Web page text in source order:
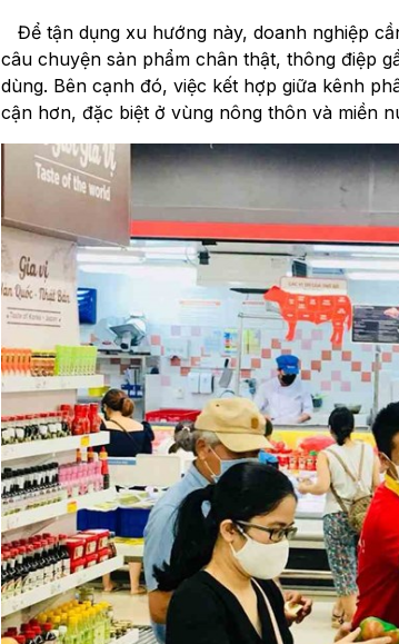
Để tận dụng xu hướng này, doanh nghiệp
câu chuyện sản phẩm chân thật, thông điệp
dùng. Bên cạnh đó, việc kết hợp giữa kênh
cận hơn, đặc biệt ở vùng nông thôn và miền